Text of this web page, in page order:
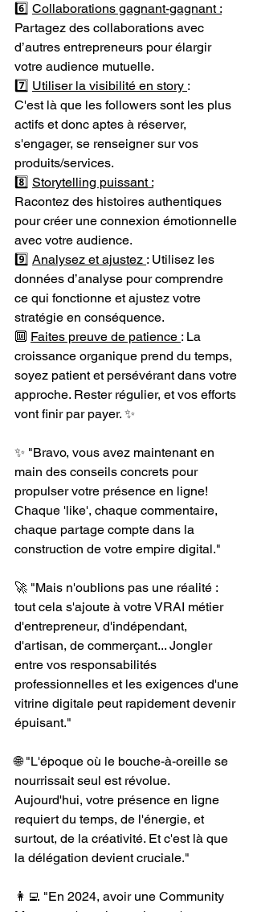
6️⃣ Collaborations gagnant-gagnant :
Partagez des collaborations avec
d’autres entrepreneurs pour élargir
votre audience mutuelle.
7️⃣ Utiliser la visibilité en story :
C'est là que les followers sont les plus
actifs et donc aptes à réserver,
s'engager, se renseigner sur vos
produits/services.
8️⃣ Storytelling puissant :
Racontez des histoires authentiques
pour créer une connexion émotionnelle
avec votre audience.
9️⃣ Analysez et ajustez : Utilisez les
données d’analyse pour comprendre
ce qui fonctionne et ajustez votre
stratégie en conséquence.
🔟 Faites preuve de patience : La
croissance organique prend du temps,
soyez patient et persévérant dans votre
approche. Rester régulier, et vos efforts
vont finir par payer. ✨
✨ "Bravo, vous avez maintenant en
main des conseils concrets pour
propulser votre présence en ligne!
Chaque 'like', chaque commentaire,
chaque partage compte dans la
construction de votre empire digital."
🚀 "Mais n'oublions pas une réalité :
tout cela s'ajoute à votre VRAI métier
d'entrepreneur, d'indépendant,
d'artisan, de commerçant... Jongler
entre vos responsabilités
professionnelles et les exigences d'une
vitrine digitale peut rapidement devenir
épuisant."
🌐 "L'époque où le bouche-à-oreille se
nourrissait seul est révolue.
Aujourd'hui, votre présence en ligne
requiert du temps, de l'énergie, et
surtout, de la créativité. Et c'est là que
la délégation devient cruciale."
👩‍💻 "En 2024, avoir une Community